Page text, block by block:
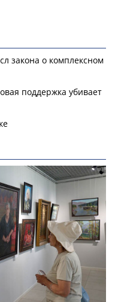
закона о комплексном
поддержка убивает